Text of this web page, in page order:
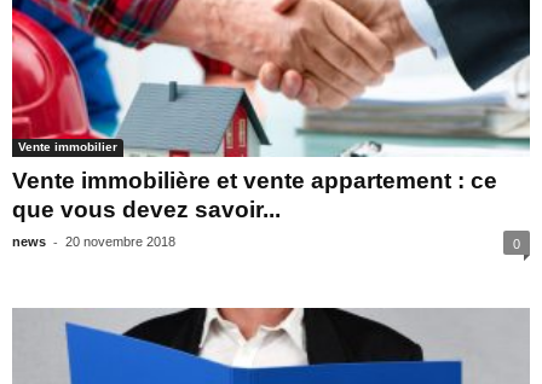
Vente immobilier
Vente immobilière et vente appartement : ce
que vous devez savoir...
news - 20 novembre 2018 0